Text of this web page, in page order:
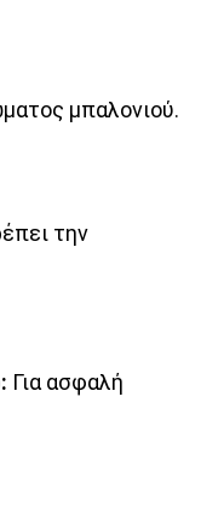
μπαλονιού.
την
Για ασφαλή